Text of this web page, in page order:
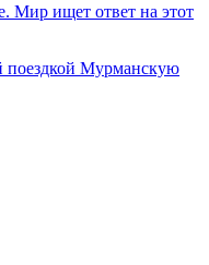
Мир ищет ответ на этот
поездкой Мурманскую